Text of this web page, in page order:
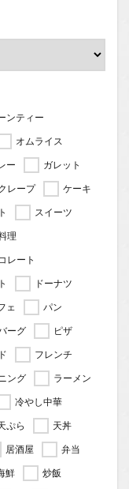
ンティー
オムライス
ー
ガレット
レープ
ケーキ
スイーツ
理
レート
ドーナツ
ェ
パン
ーグ
ピザ
フレンチ
ング
ラーメン
冷やし中華
ぷら
天丼
居酒屋
弁当
鮮
炒飯